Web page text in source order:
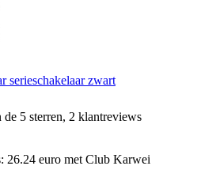
serieschakelaar zwart
5 sterren, 2 klantreviews
26.24 euro met Club Karwei